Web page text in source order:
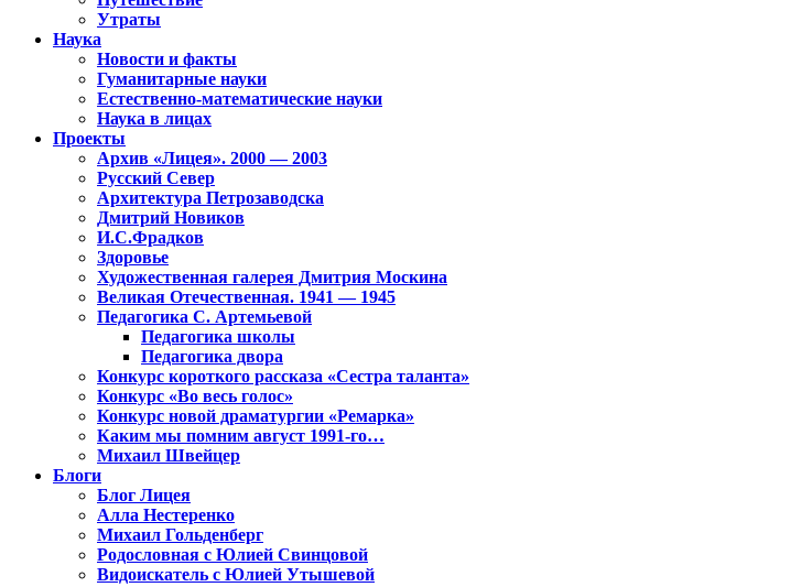
Утраты
Наука
Новости и факты
Гуманитарные науки
Естественно-математические науки
Наука в лицах
Проекты
Архив «Лицея». 2000 — 2003
Русский Север
Архитектура Петрозаводска
Дмитрий Новиков
И.С.Фрадков
Здоровье
Художественная галерея Дмитрия Москина
Великая Отечественная. 1941 — 1945
Педагогика С. Артемьевой
Педагогика школы
Педагогика двора
Конкурс короткого рассказа «Сестра таланта»
Конкурс «Во весь голос»
Конкурс новой драматургии «Ремарка»
Каким мы помним август 1991-го…
Михаил Швейцер
Блоги
Блог Лицея
Алла Нестеренко
Михаил Гольденберг
Родословная с Юлией Свинцовой
Видоискатель с Юлией Утышевой